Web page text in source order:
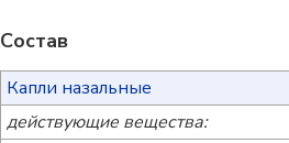
Состав
Капли назальные
действующие вещества: